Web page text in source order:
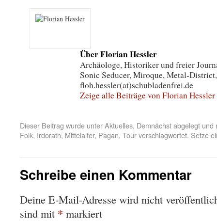
Über Florian Hessler
Archäologe, Historiker und freier
Sonic Seducer, Miroque, Metal-
floh.hessler(at)schubladenfrei.de
Zeige alle Beiträge von Florian Hessler
Dieser Beitrag wurde unterAktuelles, Demnächstabgelegt und
Folk, Irdorath, Mittelalter, Pagan, Tourverschlagwortet. Setze
Schreibe einen Kommentar
Deine E-Mail-Adresse wird nicht
sind mit * markiert